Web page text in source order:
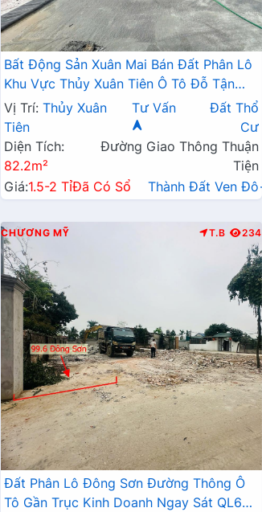
Bất Động Sản Xuân Mai Bán Đất Phân Lô
Khu Vực Thủy Xuân Tiên Ô Tô Đỗ Tận
Đất Sát Trục Chính Kinh Doanh Liên Xã
Gần QL21A
Vị Trí: Thủy Xuân
Tiên
Tư Vấn
Đất Thổ
Cư
Diện Tích:
82.2m²
Đường Giao Thông Thuận
Tiện
Giá:1.5-2 TỉĐã Có Sổ Thành Đất Ven
CHƯƠNG MỸ T.B 234
Đất Phân Lô Đông Sơn Đường Thông Ô
Tô Gần Trục Kinh Doanh Ngay Sát QL6A